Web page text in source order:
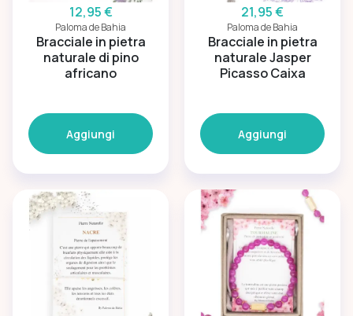
12,95 €
Paloma de Bahia
Bracciale in pietra
naturale di pino
africano
Aggiungi
21,95 €
Paloma de Bahia
Bracciale in pietra
naturale Jasper
Picasso Caixa
Aggiungi